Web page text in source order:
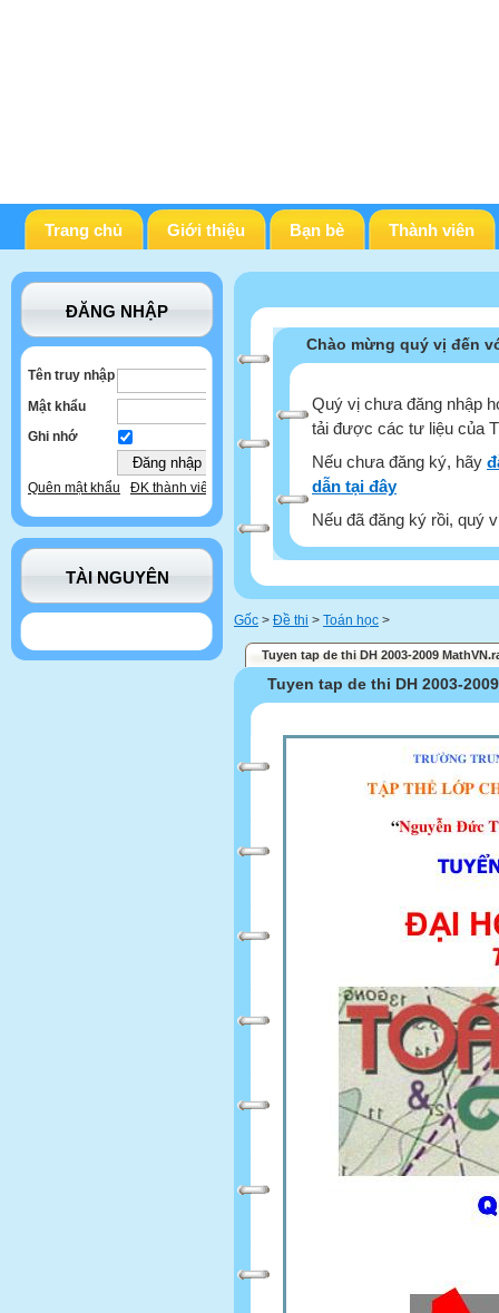
Trang chủ Giới thiệu Bạn bè Thành viên
ĐĂNG NHẬP
Tên truy nhập
Mật khẩu
Ghi nhớ
Quên mật khẩu ĐK thành viên
TÀI NGUYÊN
Chào mừng quý vị đến
Quý vị chưa đăng nhập
tải được các tư liệu của
Nếu chưa đăng ký, hãy
dẫn tại đây
Nếu đã đăng ký rồi, quý
Gốc > Đề thi > Toán học >
Tuyen tap de thi DH 2003-2009
Tuyen tap de thi DH 2003-